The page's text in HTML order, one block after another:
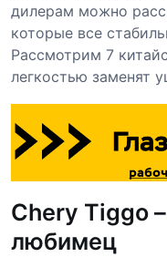
дилерам можно
которые все
Рассмотрим 7
легкостью заменят
Chery Tiggo
любимец